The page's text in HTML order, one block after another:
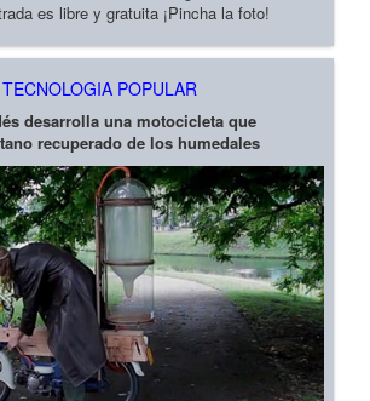
es libre y gratuita ¡Pincha la foto!
TECNOLOGIA POPULAR
desarrolla una motocicleta que
recuperado de los humedales